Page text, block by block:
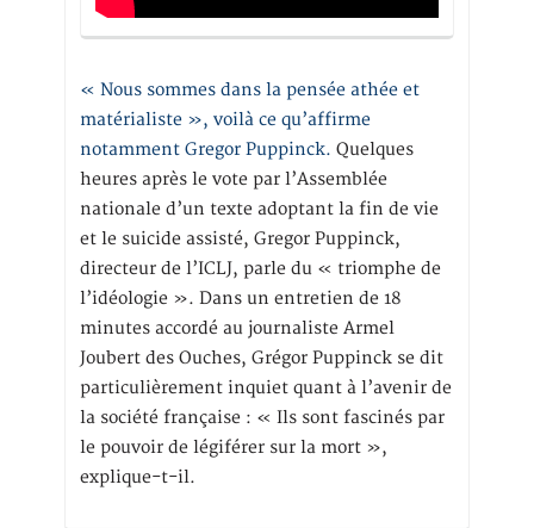
« Nous sommes dans la pensée athée et
matérialiste », voilà ce qu’affirme
notamment Gregor Puppinck. Quelques
heures après le vote par l’Assemblée
nationale d’un texte adoptant la fin de vie
et le suicide assisté, Gregor Puppinck,
directeur de l’ICLJ, parle du « triomphe de
l’idéologie ». Dans un entretien de 18
minutes accordé au journaliste Armel
Joubert des Ouches, Grégor Puppinck se dit
particulièrement inquiet quant à l’avenir de
la société française : « Ils sont fascinés par
le pouvoir de légiférer sur la mort »,
explique-t-il.